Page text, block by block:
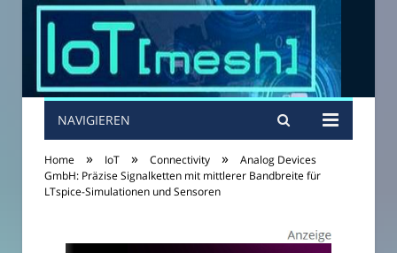
NAVIGIEREN
Home » IoT » Connectivity »
Analog Devices
GmbH: Präzise Signalketten mit mittlerer Bandbreite für
LTspice-Simulationen und Sensoren